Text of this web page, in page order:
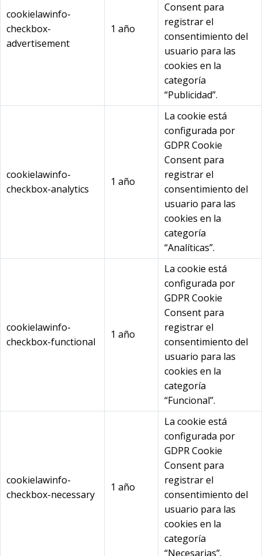
cookielawinfo-
checkbox-
advertisement
1 año
Consent para
registrar el
consentimiento del
usuario para las
cookies en la
categoría
“Publicidad”.
cookielawinfo-
checkbox-analytics
1 año
La cookie está
configurada por
GDPR Cookie
Consent para
registrar el
consentimiento del
usuario para las
cookies en la
categoría
“Analíticas”.
cookielawinfo-
checkbox-functional
1 año
La cookie está
configurada por
GDPR Cookie
Consent para
registrar el
consentimiento del
usuario para las
cookies en la
categoría
“Funcional”.
cookielawinfo-
checkbox-necessary
1 año
La cookie está
configurada por
GDPR Cookie
Consent para
registrar el
consentimiento del
usuario para las
cookies en la
categoría
“Necesarias”.